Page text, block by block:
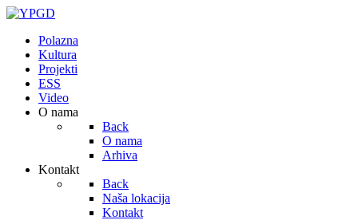
Polazna
Kultura
Projekti
ESS
Video
O nama
Back
O nama
Arhiva
Kontakt
Back
Naša lokacija
Kontakt